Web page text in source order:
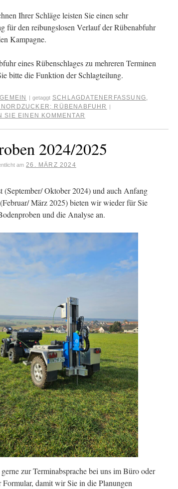
Ihrer Schläge leisten Sie einen sehr
für den reibungslosen Verlauf der Rübenabfuhr
Kampagne.
eines Rübenschlages zu mehreren Terminen
bitte die Funktion der Schlagteilung.
getaggt SCHLAGDATENERFASSUNG,
RÜBENABFUHR
SIE EINEN KOMMENTAR
2024/2025
am 26. MÄRZ 2024
(September/ Oktober 2024) und auch Anfang
(Februar/ März 2025) bieten wir wieder für Sie
und die Analyse an.
zur Terminabsprache bei uns im Büro oder
Formular, damit wir Sie in die Planungen